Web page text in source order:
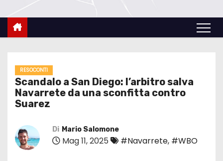
c
RESOCONTI
Scandalo a San Diego: l’arbitro salva
Navarrete da una sconfitta contro
Suarez
Di Mario Salomone
Mag 11, 2025 #Navarrete, #WBO